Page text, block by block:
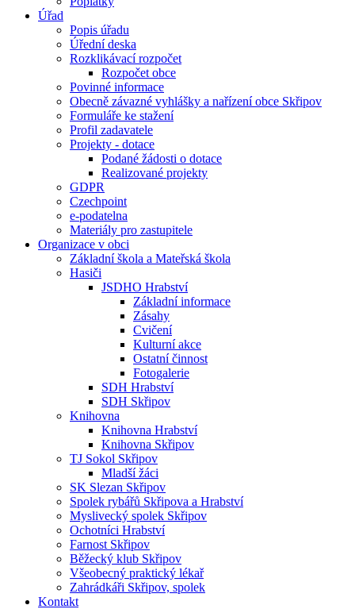
Úřad
Popis úřadu
Úřední deska
Rozklikávací rozpočet
Rozpočet obce
Povinné informace
Obecně závazné vyhlášky a nařízení obce Skřipov
Formuláře ke stažení
Profil zadavatele
Projekty - dotace
Podané žádosti o dotace
Realizované projekty
GDPR
Czechpoint
e-podatelna
Materiály pro zastupitele
Organizace v obci
Základní škola a Mateřská škola
Hasiči
JSDHO Hrabství
Základní informace
Zásahy
Cvičení
Kulturní akce
Ostatní činnost
Fotogalerie
SDH Hrabství
SDH Skřipov
Knihovna
Knihovna Hrabství
Knihovna Skřipov
TJ Sokol Skřipov
Mladší žáci
SK Slezan Skřipov
Spolek rybářů Skřipova a Hrabství
Myslivecký spolek Skřipov
Ochotníci Hrabství
Farnost Skřipov
Běžecký klub Skřipov
Všeobecný praktický lékař
Zahrádkáři Skřipov, spolek
Kontakt